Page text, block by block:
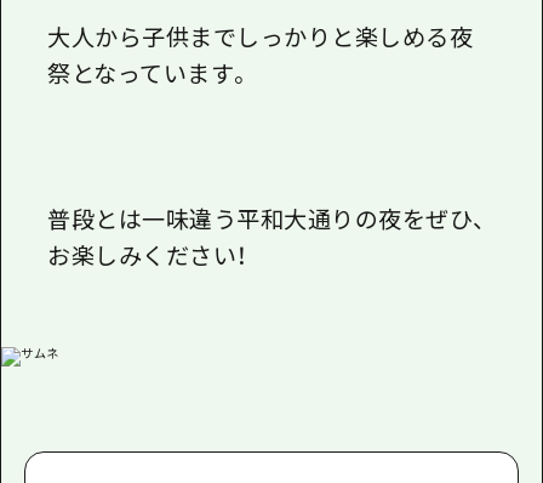
大人から子供までしっかりと楽しめる夜
祭となっています。
普段とは一味違う平和大通りの夜をぜひ、
お楽しみください！